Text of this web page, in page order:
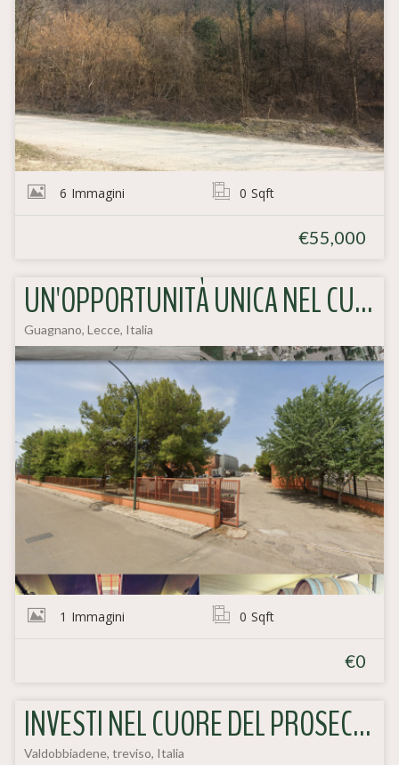
6 Immagini 0 Sqft
€55,000
UN'OPPORTUNITÀ UNICA NEL CUORE DELLA PUGLIA
Guagnano, Lecce, Italia
1 Immagini 0 Sqft
€0
INVESTI NEL CUORE DEL PROSECCO DOCG: TENUTE VITIVINICOLE IN VENDITA
Valdobbiadene, treviso, Italia